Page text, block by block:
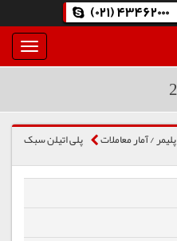
(021) 43462000
بار
و
پلیمر / آمار معاملات پلی اتیلن سبک